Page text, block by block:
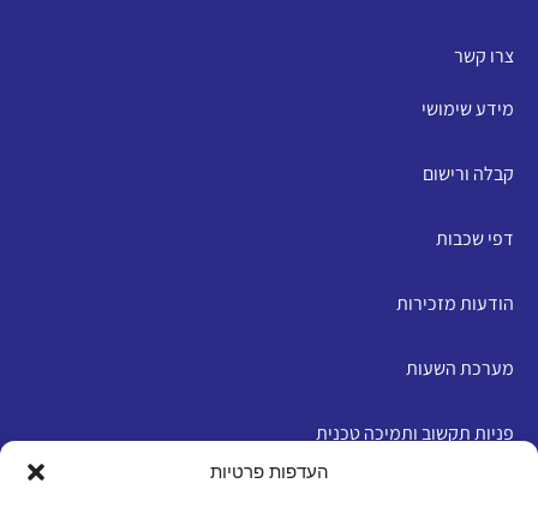
העדפות פרטיות
צרו קשר
מידע שימושי
קבלה ורישום
דפי שכבות
הודעות מזכירות
מערכת השעות
פניות תקשוב ותמיכה טכנית